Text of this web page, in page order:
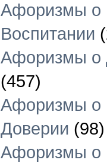
Афоризмы о
Воспитании
Афоризмы о
(457)
Афоризмы о
Доверии (98)
Афоризмы о